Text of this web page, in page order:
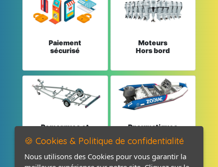
Paiement
sécurisé
Moteurs
Hors bord
Remorques et
Pneumatiques
🍪 Cookies & Politique de confidentialité
Nous utilisons des Cookies pour vous garantir la